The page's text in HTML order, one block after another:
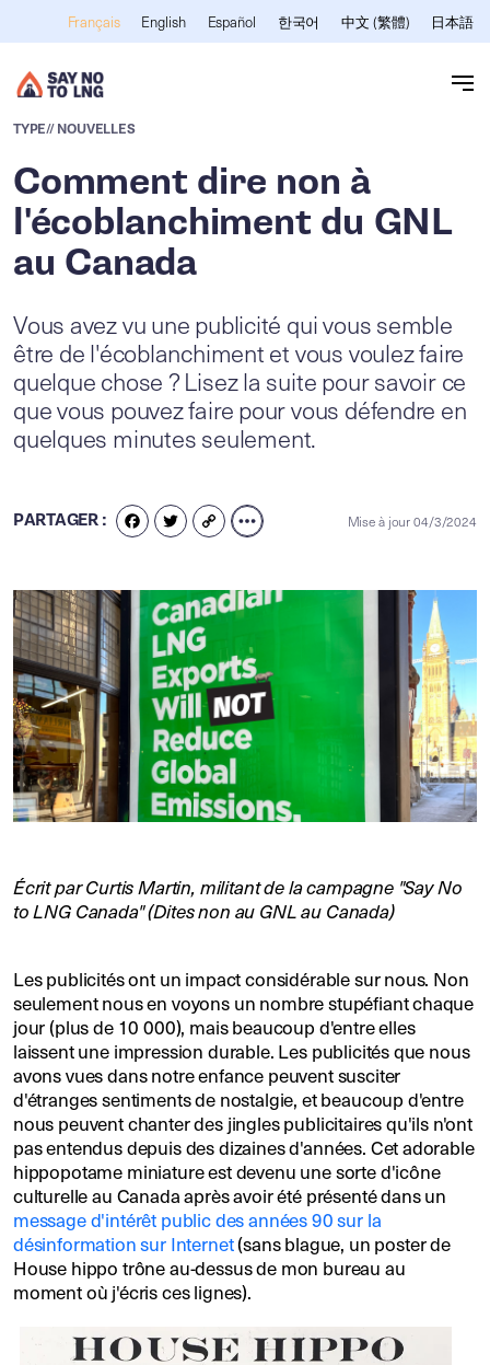
Skip to main content
Français English Español 한국어 中文 (繁體) 日本語
TYPE// NOUVELLES
Comment dire non à
l'écoblanchiment du GNL
au Canada
Vous avez vu une publicité qui vous semble
être de l'écoblanchiment et vous voulez faire
quelque chose ? Lisez la suite pour savoir ce
que vous pouvez faire pour vous défendre en
quelques minutes seulement.
PARTAGER :
FACEBOOK
TWITTER
COPY
Mise à jour 04/3/2024
Écrit par Curtis Martin, militant de la campagne "Say No
to LNG Canada" (Dites non au GNL au Canada)
Les publicités ont un impact considérable sur nous. Non
seulement nous en voyons un nombre stupéfiant chaque
jour (plus de 10 000), mais beaucoup d'entre elles
laissent une impression durable. Les publicités que nous
avons vues dans notre enfance peuvent susciter
d'étranges sentiments de nostalgie, et beaucoup d'entre
nous peuvent chanter des jingles publicitaires qu'ils n'ont
pas entendus depuis des dizaines d'années. Cet adorable
hippopotame miniature est devenu une sorte d'icône
culturelle au Canada après avoir été présenté dans un
message d'intérêt public des années 90 sur la
désinformation sur Internet(sans blague, un poster de
House hippo trône au-dessus de mon bureau au
moment où j'écris ces lignes).